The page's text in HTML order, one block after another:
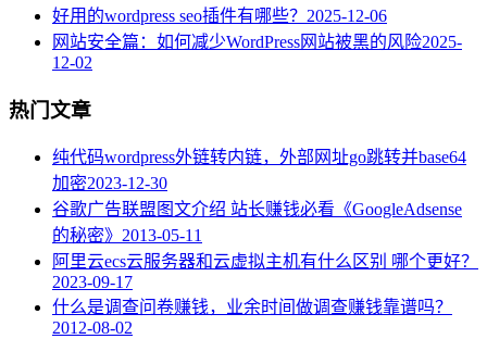
好用的wordpress seo插件有哪些？ 2025-12-06
网站安全篇：如何减少WordPress网站被黑的风险2025-
12-02
热门文章
纯代码wordpress外链转内链，外部网址go跳转并base64
加密2023-12-30
谷歌广告联盟图文介绍 站长赚钱必看《GoogleAdsense
的秘密》 2013-05-11
阿里云ecs云服务器和云虚拟主机有什么区别 哪个更好？
2023-09-17
什么是调查问卷赚钱，业余时间做调查赚钱靠谱吗？
2012-08-02